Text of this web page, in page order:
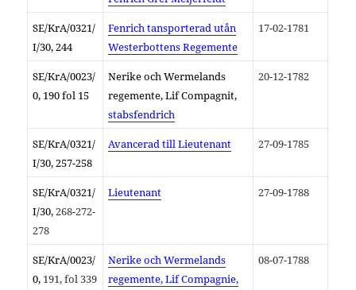
SE/KrA/0321/
I/30, 244
Fenrich tansporterad utån
Westerbottens Regemente
17-02-1781
SE/KrA/0023/
0, 190 fol 15
Nerike och Wermelands
regemente, Lif Compagnit,
stabsfendrich
20-12-1782
SE/KrA/0321/
I/30, 257-258
Avancerad till Lieutenant 27-09-1785
SE/KrA/0321/
I/30,268-272-
278
Lieutenant 27-09-1788
SE/KrA/0023/
0, 191, fol 339
Nerike och Wermelands
regemente, Lif Compagnie,
08-07-1788